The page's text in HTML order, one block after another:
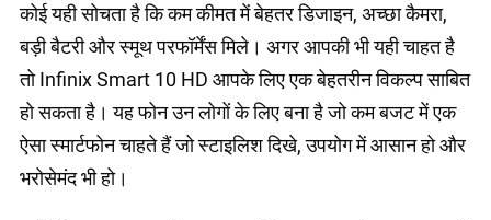
कोई यही सोचता है कि कम कीमत में बेहतर डिजाइन, अच्छा कैमरा,
बड़ी बैटरी और स्मूथ परफॉर्मेंस मिले। अगर आपकी भी यही चाहत है
तो Infinix Smart 10 HD आपके लिए एक बेहतरीन विकल्प साबित
हो सकता है। यह फोन उन लोगों के लिए बना है जो कम बजट में एक
ऐसा स्मार्टफोन चाहते हैं जो स्टाइलिश दिखे, उपयोग में आसान हो और
भरोसेमंद भी हो।